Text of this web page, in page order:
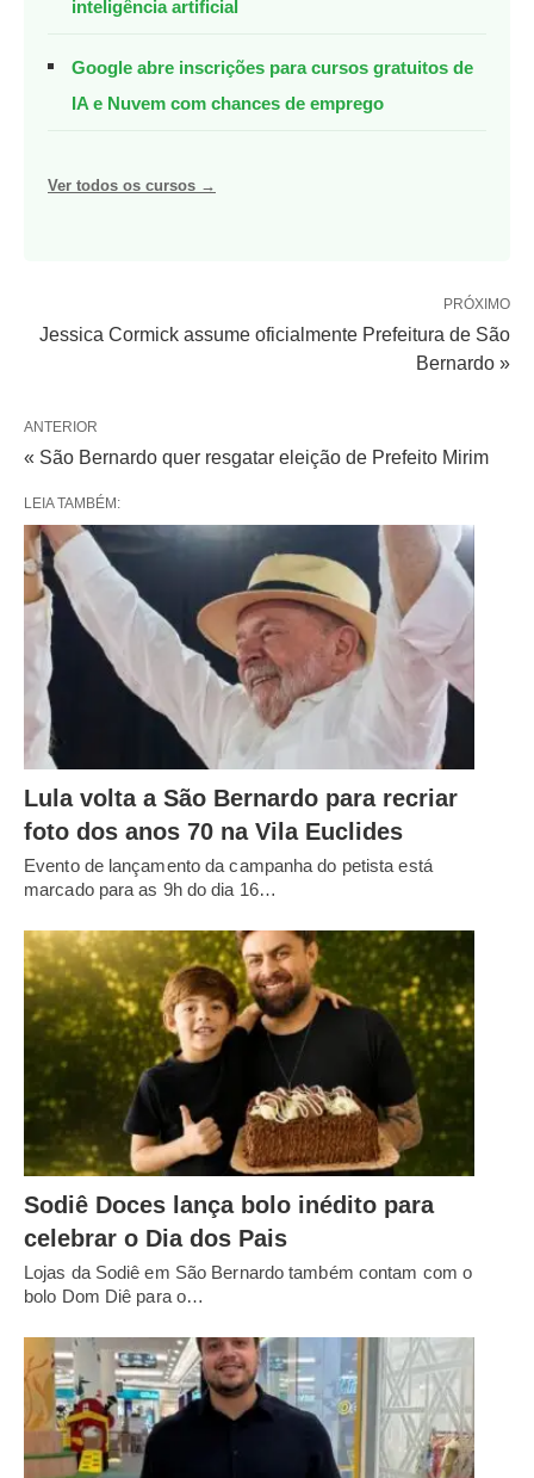
inteligência artificial
Google abre inscrições para cursos gratuitos de
IA e Nuvem com chances de emprego
Ver todos os cursos →
PRÓXIMO
Jessica Cormick assume oficialmente Prefeitura de São
Bernardo »
ANTERIOR
« São Bernardo quer resgatar eleição de Prefeito Mirim
LEIA TAMBÉM:
Lula volta a São Bernardo para recriar
foto dos anos 70 na Vila Euclides
Evento de lançamento da campanha do petista está
marcado para as 9h do dia 16…
Sodiê Doces lança bolo inédito para
celebrar o Dia dos Pais
Lojas da Sodiê em São Bernardo também contam com o
bolo Dom Diê para o…